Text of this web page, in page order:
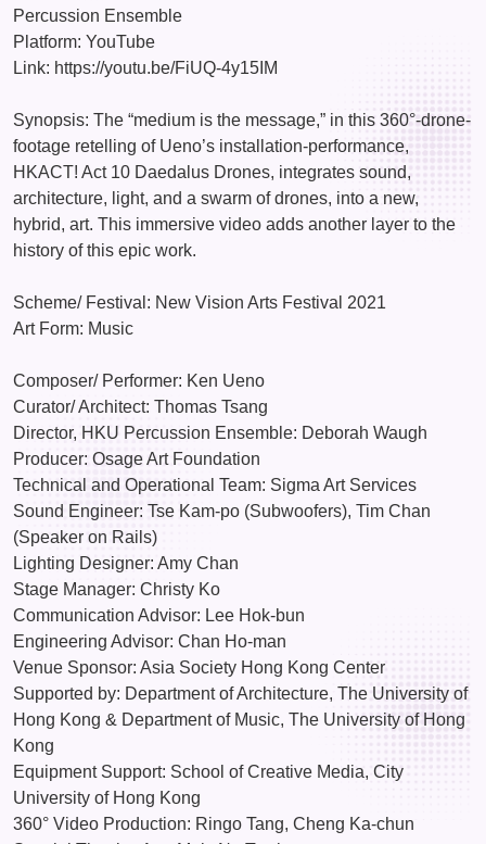
Percussion Ensemble
Platform: YouTube
Link: https://youtu.be/FiUQ-4y15IM
Synopsis: The “medium is the message,” in this 360°-drone-
footage retelling of Ueno’s installation-performance,
HKACT! Act 10 Daedalus Drones, integrates sound,
architecture, light, and a swarm of drones, into a new,
hybrid, art. This immersive video adds another layer to the
history of this epic work.
Scheme/ Festival: New Vision Arts Festival 2021
Art Form: Music
Composer/ Performer: Ken Ueno
Curator/ Architect: Thomas Tsang
Director, HKU Percussion Ensemble: Deborah Waugh
Producer: Osage Art Foundation
Technical and Operational Team: Sigma Art Services
Sound Engineer: Tse Kam-po (Subwoofers), Tim Chan
(Speaker on Rails)
Lighting Designer: Amy Chan
Stage Manager: Christy Ko
Communication Advisor: Lee Hok-bun
Engineering Advisor: Chan Ho-man
Venue Sponsor: Asia Society Hong Kong Center
Supported by: Department of Architecture, The University of
Hong Kong & Department of Music, The University of Hong
Kong
Equipment Support: School of Creative Media, City
University of Hong Kong
360° Video Production: Ringo Tang, Cheng Ka-chun